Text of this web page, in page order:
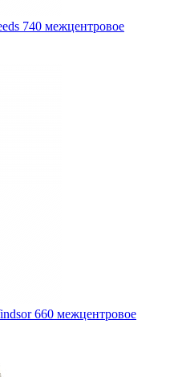
740 межцентровое
660 межцентровое